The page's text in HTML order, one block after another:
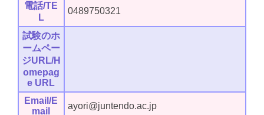
電話/TE
L
0489750321
試験のホ
ームペー
ジURL/H
omepag
e URL
Email/E
mail
ayori@juntendo.ac.jp